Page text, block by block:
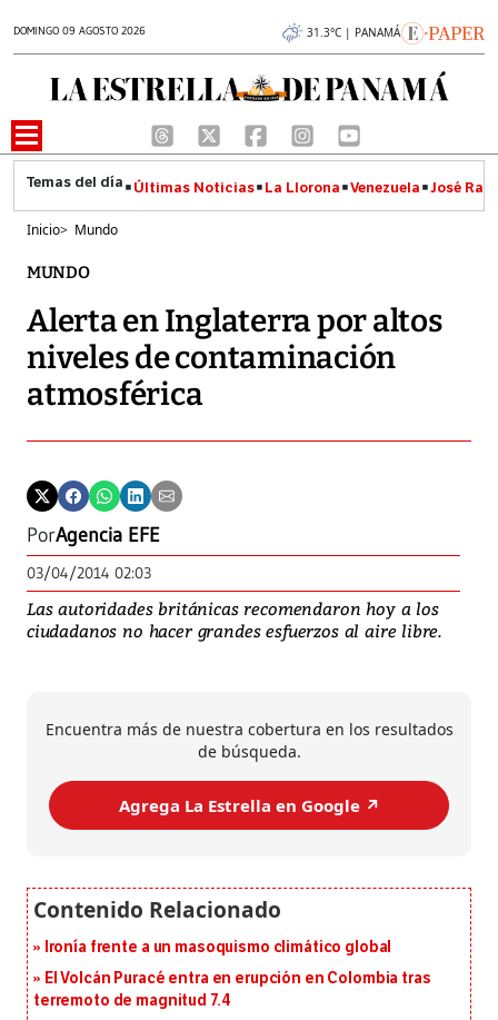
DOMINGO 09 AGOSTO 2026 31.3°C | PANAMÁ
Últimas Noticias La Llorona Venezuela José
Inicio> Mundo
MUNDO
Alerta en Inglaterra por altos
niveles de contaminación
atmosférica
PorAgencia EFE
03/04/2014 02:03
Las autoridades británicas recomendaron hoy a los
ciudadanos no hacer grandes esfuerzos al aire libre.
Encuentra más de nuestra cobertura en los resultados
de búsqueda.
Agrega La Estrella en Google ↗️
Ironía frente a un masoquismo climático global
El Volcán Puracé entra en erupción en Colombia tras
terremoto de magnitud 7.4